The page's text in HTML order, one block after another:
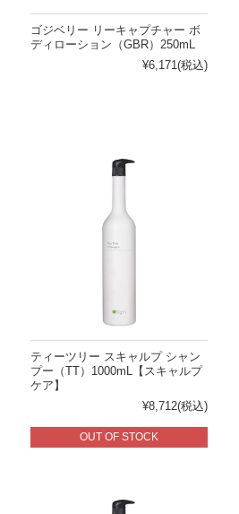
ゴジベリー リーキャプチャー ボ
ディローション（GBR）250mL
¥6,171(税込)
ティーツリー スキャルプ シャン
プー（TT）1000mL【スキャルプ
ケア】
¥8,712(税込)
OUT OF STOCK